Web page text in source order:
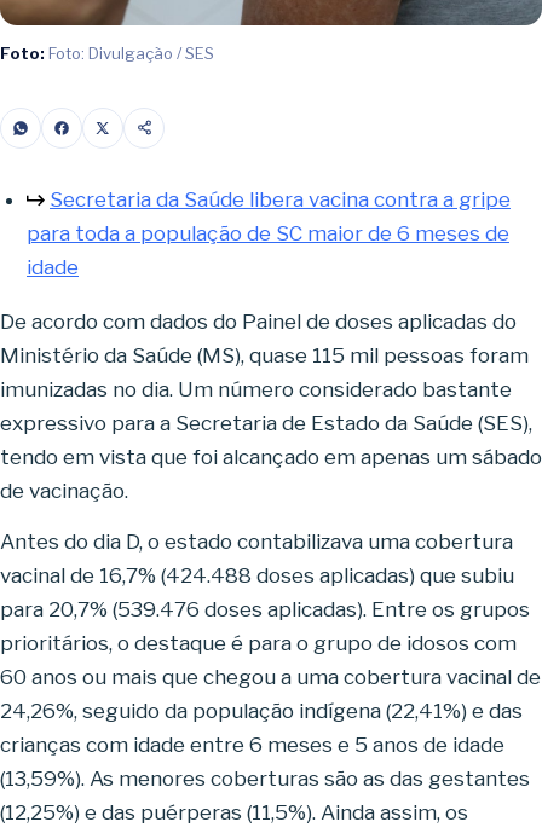
Foto: Foto: Divulgação / SES
Secretaria da Saúde libera vacina contra a gripe
para toda a população de SC maior de 6 meses de
idade
De acordo com dados do Painel de doses aplicadas do
Ministério da Saúde (MS), quase 115 mil pessoas foram
imunizadas no dia. Um número considerado bastante
expressivo para a Secretaria de Estado da Saúde (SES),
tendo em vista que foi alcançado em apenas um sábado
de vacinação.
Antes do dia D, o estado contabilizava uma cobertura
vacinal de 16,7% (424.488 doses aplicadas) que subiu
para 20,7% (539.476 doses aplicadas). Entre os grupos
prioritários, o destaque é para o grupo de idosos com
60 anos ou mais que chegou a uma cobertura vacinal de
24,26%, seguido da população indígena (22,41%) e das
crianças com idade entre 6 meses e 5 anos de idade
(13,59%). As menores coberturas são as das gestantes
(12,25%) e das puérperas (11,5%). Ainda assim, os